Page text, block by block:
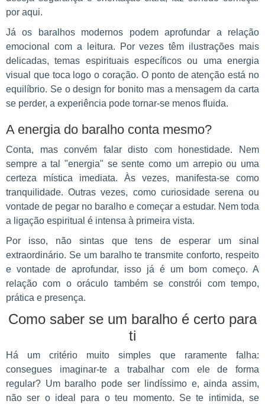
por aqui.
Já os baralhos modernos podem aprofundar a relação
emocional com a leitura. Por vezes têm ilustrações mais
delicadas, temas espirituais específicos ou uma energia
visual que toca logo o coração. O ponto de atenção está no
equilíbrio. Se o design for bonito mas a mensagem da carta
se perder, a experiência pode tornar-se menos fluida.
A energia do baralho conta mesmo?
Conta, mas convém falar disto com honestidade. Nem
sempre a tal "energia" se sente como um arrepio ou uma
certeza mística imediata. Às vezes, manifesta-se como
tranquilidade. Outras vezes, como curiosidade serena ou
vontade de pegar no baralho e começar a estudar. Nem toda
a ligação espiritual é intensa à primeira vista.
Por isso, não sintas que tens de esperar um sinal
extraordinário. Se um baralho te transmite conforto, respeito
e vontade de aprofundar, isso já é um bom começo. A
relação com o oráculo também se constrói com tempo,
prática e presença.
Como saber se um baralho é certo para
ti
Há um critério muito simples que raramente falha:
consegues imaginar-te a trabalhar com ele de forma
regular? Um baralho pode ser lindíssimo e, ainda assim,
não ser o ideal para o teu momento. Se te intimida, se